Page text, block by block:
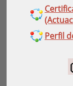
Perfil